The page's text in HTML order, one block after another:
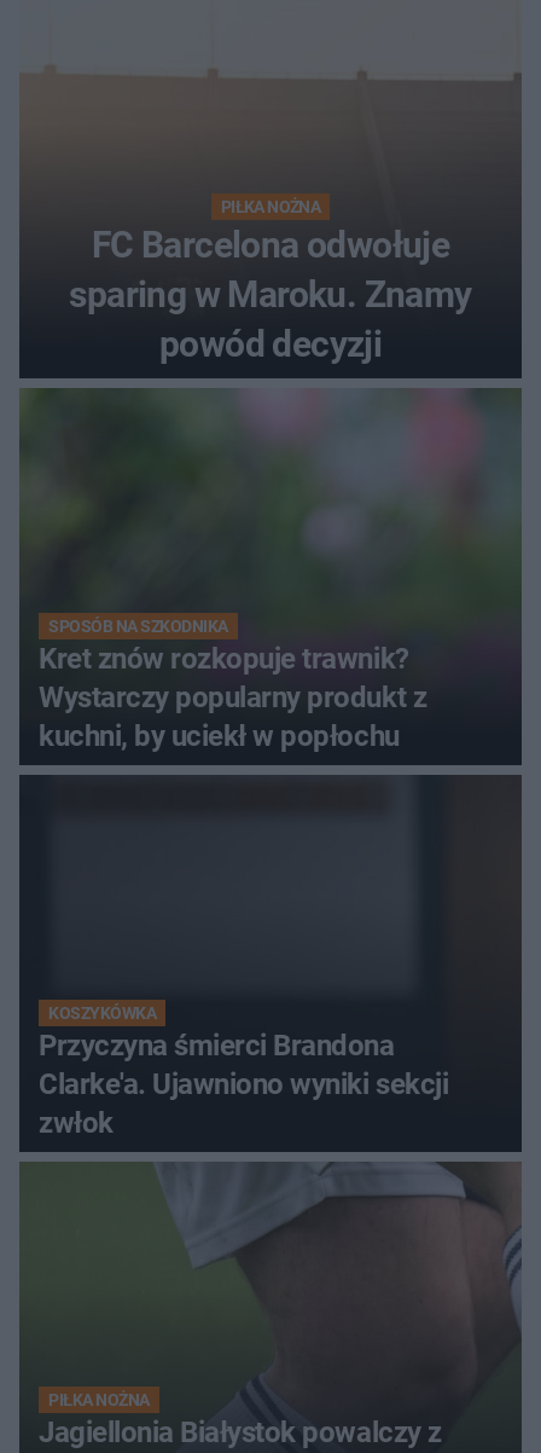
PIŁKA NOŻNA
FC Barcelona odwołuje
sparing w Maroku. Znamy
powód decyzji
SPOSÓB NA SZKODNIKA
Kret znów rozkopuje trawnik?
Wystarczy popularny produkt z
kuchni, by uciekł w popłochu
KOSZYKÓWKA
Przyczyna śmierci Brandona
Clarke'a. Ujawniono wyniki sekcji
zwłok
PIŁKA NOŻNA
Jagiellonia Białystok powalczy z